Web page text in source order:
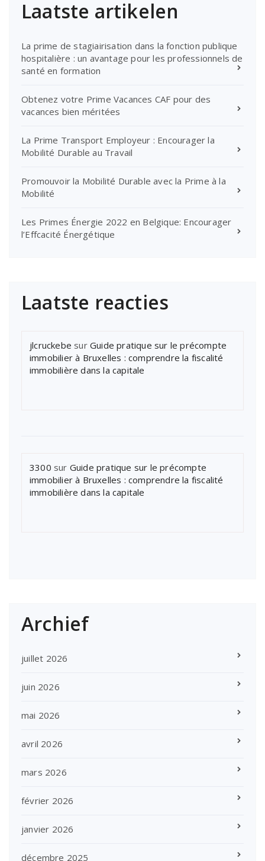
Laatste artikelen
La prime de stagiairisation dans la fonction publique
hospitalière : un avantage pour les professionnels de
santé en formation
Obtenez votre Prime Vacances CAF pour des
vacances bien méritées
La Prime Transport Employeur : Encourager la
Mobilité Durable au Travail
Promouvoir la Mobilité Durable avec la Prime à la
Mobilité
Les Primes Énergie 2022 en Belgique: Encourager
l’Effcacité Énergétique
Laatste reacties
jlcruckebe sur Guide pratique sur le précompte
immobilier à Bruxelles : comprendre la fiscalité
immobilière dans la capitale
3300 sur Guide pratique sur le précompte
immobilier à Bruxelles : comprendre la fiscalité
immobilière dans la capitale
Archief
juillet 2026
juin 2026
mai 2026
avril 2026
mars 2026
février 2026
janvier 2026
décembre 2025